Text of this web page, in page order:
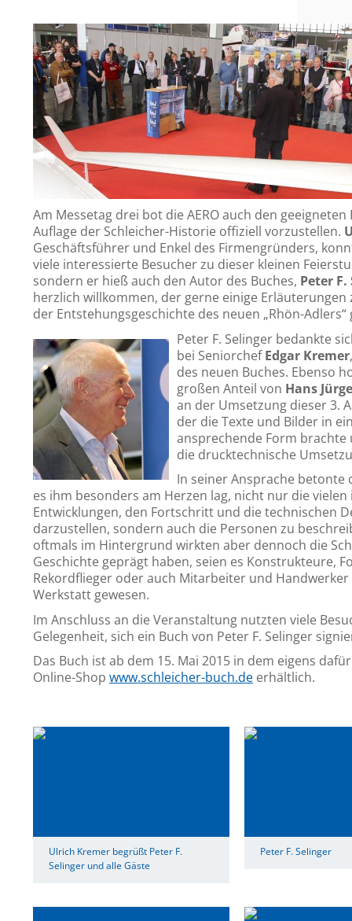
Am Messetag drei bot die AERO auch den geeigneten
Auflage der Schleicher-Historie offiziell vorzustellen.
Geschäftsführer und Enkel des Firmengründers,
viele interessierte Besucher zu dieser kleinen
sondern er hieß auch den Autor des Buches, Peter
herzlich willkommen, der gerne einige
der Entstehungsgeschichte des neuen „Rhön-Adlers“
Peter F. Selinger bedankte
bei SeniorchefEdgar Kremer
des neuen Buches. Ebenso
großen Anteil von Hans
an der Umsetzung dieser 3.
der die Texte und Bilder in
ansprechende Form brachte
die drucktechnische
In seiner Ansprache betonte
es ihm besonders am Herzen lag, nicht nur die
Entwicklungen, den Fortschritt und die technischen
darzustellen, sondern auch die Personen zu
oftmals im Hintergrund wirkten aber dennoch die
Geschichte geprägt haben, seien es Konstrukteure,
Rekordflieger oder auch Mitarbeiter und
Werkstatt gewesen.
Im Anschluss an die Veranstaltung nutzten viele
Gelegenheit, sich ein Buch von Peter F. Selinger
Das Buch ist ab dem 15. Mai 2015 in dem eigens
Online-Shop www.schleicher-buch.de erhältlich.
Ulrich Kremer begrüßt Peter F.
Selinger und alle Gäste
Peter F. Selinger